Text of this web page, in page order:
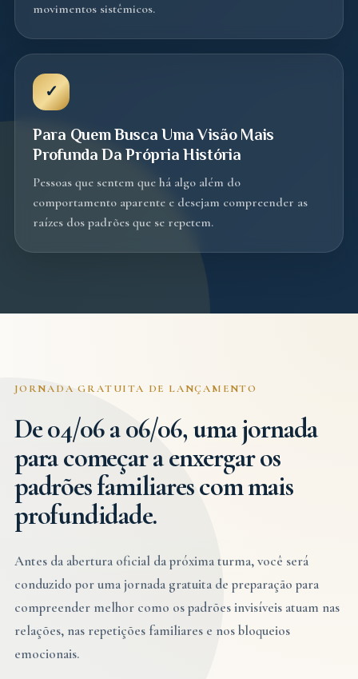
movimentos sistêmicos.
✓
Para Quem Busca Uma Visão Mais
Profunda Da Própria História
Pessoas que sentem que há algo além do
comportamento aparente e desejam compreender as
raízes dos padrões que se repetem.
JORNADA GRATUITA DE LANÇAMENTO
De 04/06 a 06/06, uma jornada
para começar a enxergar os
padrões familiares com mais
profundidade.
Antes da abertura oficial da próxima turma, você será
conduzido por uma jornada gratuita de preparação para
compreender melhor como os padrões invisíveis atuam nas
relações, nas repetições familiares e nos bloqueios
emocionais.